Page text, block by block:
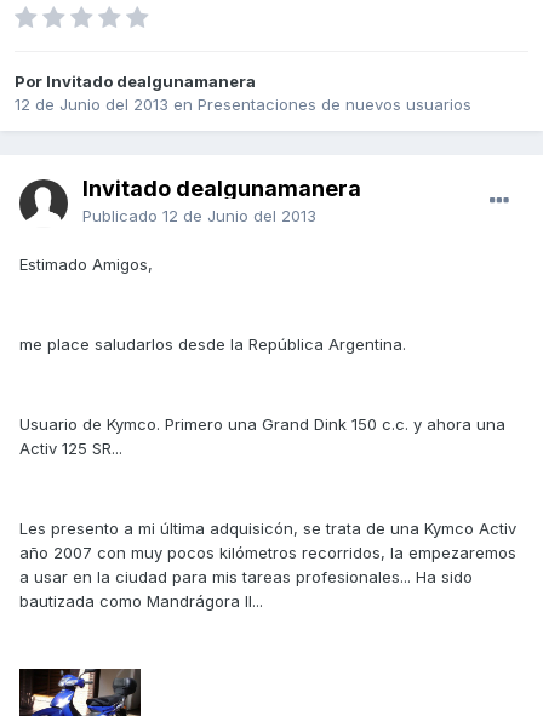
Por Invitado dealgunamanera
12 de Junio del 2013 en Presentaciones de nuevos usuarios
Invitado dealgunamanera
Publicado 12 de Junio del 2013
Estimado Amigos,
me place saludarlos desde la República Argentina.
Usuario de Kymco. Primero una Grand Dink 150 c.c. y ahora una
Activ 125 SR...
Les presento a mi última adquisicón, se trata de una Kymco Activ
año 2007 con muy pocos kilómetros recorridos, la empezaremos
a usar en la ciudad para mis tareas profesionales... Ha sido
bautizada como Mandrágora II...